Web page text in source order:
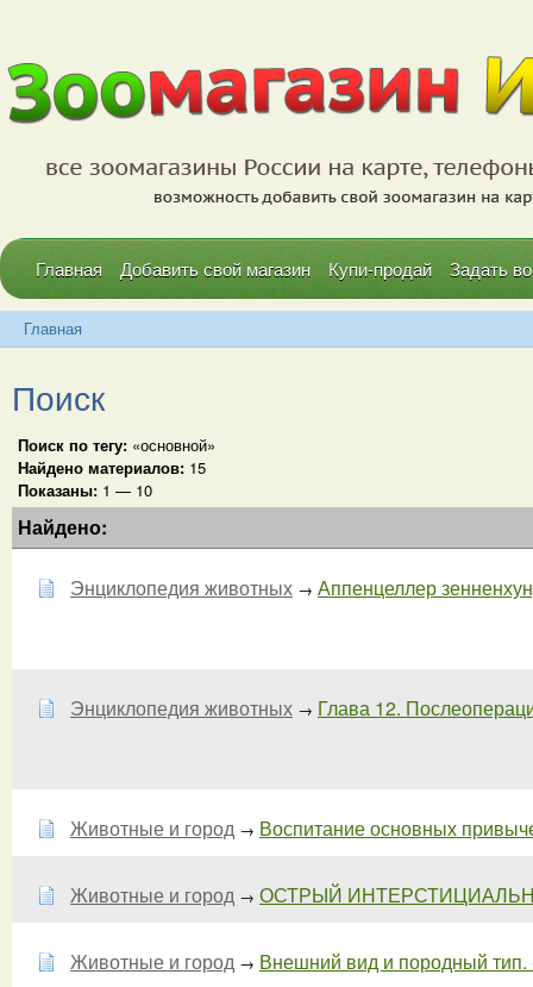
Главная Добавить свой магазин Купи-продай Задать
Главная
Поиск
Поиск по тегу: «основной»
Найдено материалов: 15
Показаны: 1 — 10
Найдено:
Энциклопедия животных → Аппенцеллер
Энциклопедия животных → Глава 12.
Животные и город → Воспитание основных
Животные и город → ОСТРЫЙ
Животные и город → Внешний вид и породный тип.